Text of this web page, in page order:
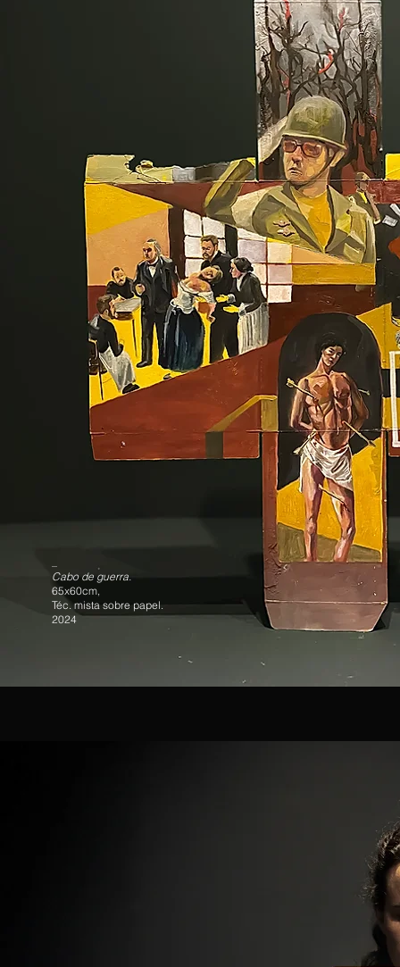
Cabo de guerra.
65x60cm,
Téc. mista sobre papel.
2024